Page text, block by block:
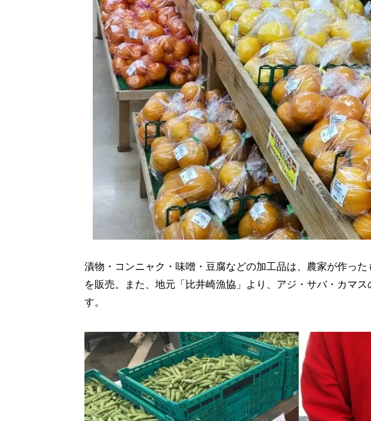
漬物・コンニャク・味噌・豆腐などの加工品は、農家が作っ
を販売。また、地元「比井崎漁協」より、アジ・サバ・カマ
す。